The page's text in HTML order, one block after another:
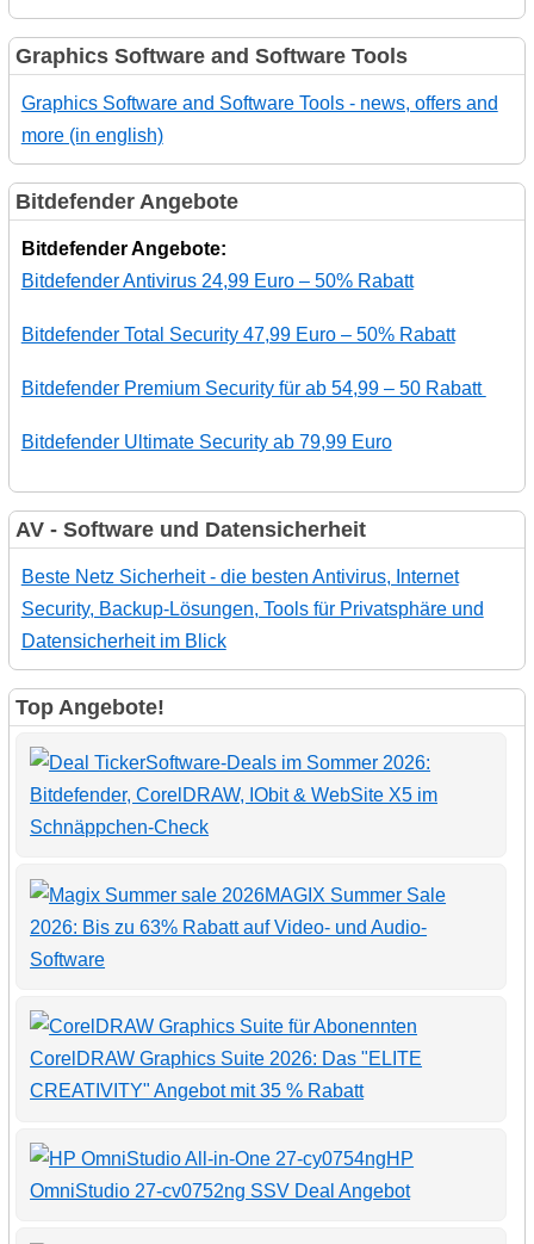
Graphics Software and Software Tools
Graphics Software and Software Tools - news, offers and
more (in english)
Bitdefender Angebote
Bitdefender Angebote:
Bitdefender Antivirus 24,99 Euro – 50% Rabatt
Bitdefender Total Security 47,99 Euro – 50% Rabatt
Bitdefender Premium Security für ab 54,99 – 50 Rabatt
Bitdefender Ultimate Security ab 79,99 Euro
AV - Software und Datensicherheit
Beste Netz Sicherheit - die besten Antivirus, Internet
Security, Backup-Lösungen, Tools für Privatsphäre und
Datensicherheit im Blick
Top Angebote!
Software-Deals im Sommer 2026:
Bitdefender, CorelDRAW, IObit & WebSite X5 im
Schnäppchen-Check
MAGIX Summer Sale
2026: Bis zu 63% Rabatt auf Video- und Audio-
Software
CorelDRAW Graphics Suite 2026: Das "ELITE
CREATIVITY" Angebot mit 35 % Rabatt
HP
OmniStudio 27-cv0752ng SSV Deal Angebot